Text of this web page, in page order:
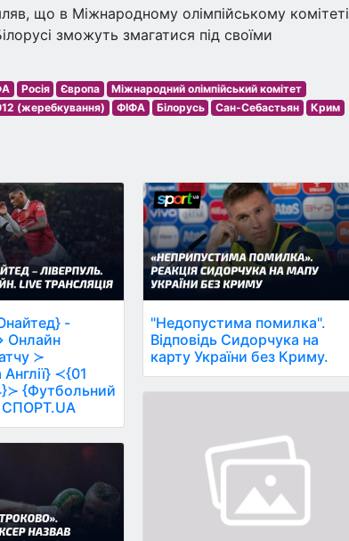
що в Міжнародному олімпійському комітеті
зможуть змагатися під своїми
Росія Європа
Міжнародний олімпійський комітет
(жеребкування) ФІФА Білорусь Сан-Себастьян
Крим
-
Онлайн
≻
≺{01
{Футбольний
СПОРТ.UA
"Недопустима помилка".
Відповідь Сидорчука на
карту України без Криму.